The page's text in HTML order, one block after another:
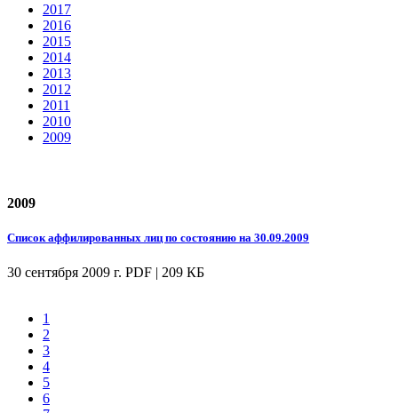
2017
2016
2015
2014
2013
2012
2011
2010
2009
2009
Список аффилированных лиц по состоянию на 30.09.2009
30 сентября 2009 г. PDF | 209 КБ
1
2
3
4
5
6